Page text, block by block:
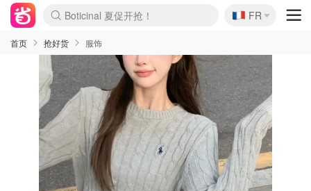
Boticinal 夏促开抢！
4折！lulu周四疯狂上新
还没结束！&OtherStories大促
Joybuy变相75折 随时失效
速领！Stanley独家85折
疑似霸哥！Camper额外叠85折
Zalando 奥莱闪促！每日更新
Moncler反季囤！5折起+叠9折
Coach Brooklyn仅€192
🇫🇷
FR
首页 抢好货 服饰